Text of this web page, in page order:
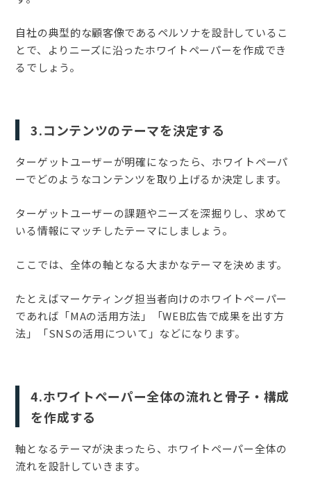
自社の典型的な顧客像であるペルソナを設計しているこ
とで、よりニーズに沿ったホワイトペーパーを作成でき
るでしょう。
3.コンテンツのテーマを決定する
ターゲットユーザーが明確になったら、ホワイトペーパ
ーでどのようなコンテンツを取り上げるか決定します。
ターゲットユーザーの課題やニーズを深掘りし、求めて
いる情報にマッチしたテーマにしましょう。
ここでは、全体の軸となる大まかなテーマを決めます。
たとえばマーケティング担当者向けのホワイトペーパー
であれば「MAの活用方法」「WEB広告で成果を出す方
法」「SNSの活用について」などになります。
4.ホワイトペーパー全体の流れと骨子・構成
を作成する
軸となるテーマが決まったら、ホワイトペーパー全体の
流れを設計していきます。